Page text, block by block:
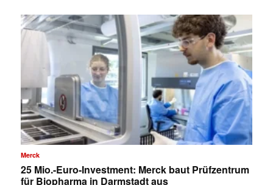
✕
Merck
25 Mio.-Euro-Investment: Merck baut Prüfzentrum
für Biopharma in Darmstadt aus